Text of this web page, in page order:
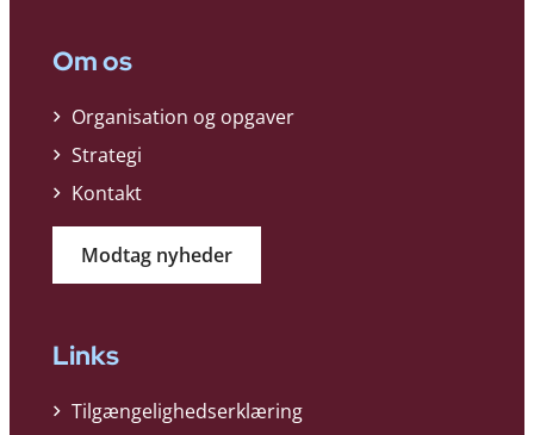
Om os
Organisation og opgaver
Strategi
Kontakt
Modtag nyheder
Links
Tilgængelighedserklæring